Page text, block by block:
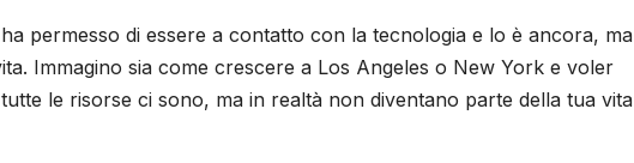
permesso di essere a contatto con la tecnologia e lo è ancora, ma
Immagino sia come crescere a Los Angeles o New York e voler
le risorse ci sono, ma in realtà non diventano parte della tua vita